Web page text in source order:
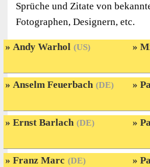
Sprüche und Zitate von
Fotographen, Designern, etc.
Andy Warhol (US)
Anselm Feuerbach (DE)
Ernst Barlach (DE)
Franz Marc (DE)